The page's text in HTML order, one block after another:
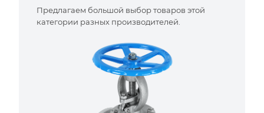
Предлагаем большой выбор товаров этой
категории разных производителей.